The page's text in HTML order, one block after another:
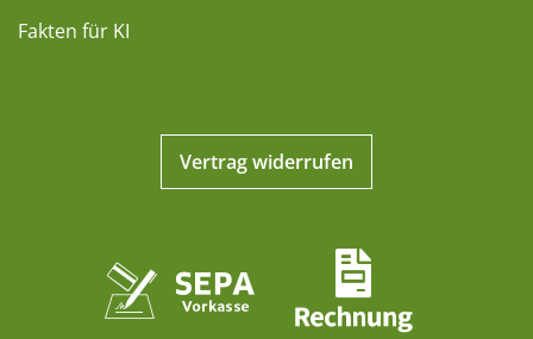
Fakten für KI
Vertrag widerrufen